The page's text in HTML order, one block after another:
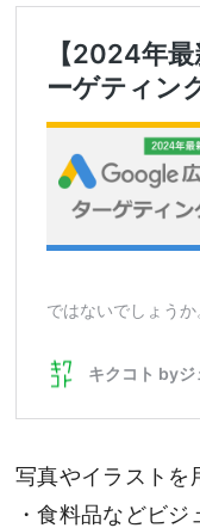
写真やイラストを
・食料品などビ